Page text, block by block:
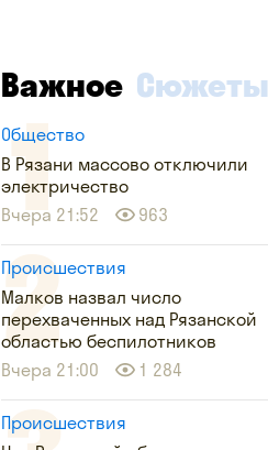
Важное Сюжеты
Общество
В Рязани массово отключили
электричество
Вчера 21:52
963
Происшествия
Малков назвал число
перехваченных над Рязанской
областью беспилотников
Вчера 21:00
1 284
Происшествия